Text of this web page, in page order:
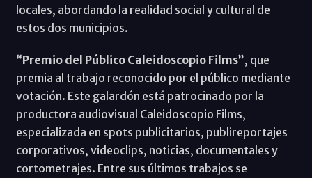
locales, abordando la realidad social y cultural de
estos dos municipios.
“Premio del Público Caleidoscopio Films”, que
premia al trabajo reconocido por el público mediante
votación. Este galardón está patrocinado por la
productora audiovisual Caleidoscopio Films,
especializada en spots publicitarios, publireportajes
corporativos, videoclips, noticias, documentales y
cortometrajes. Entre sus últimos trabajos se